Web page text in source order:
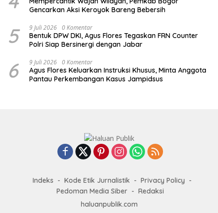
Gencarkan Aksi Keroyok Bareng Bebersih
5 9 Juli 2026 0 Komentar
Bentuk DPW DKI, Agus Flores Tegaskan FRN Counter
Polri Siap Bersinergi dengan Jabar
6 9 Juli 2026 0 Komentar
Agus Flores Keluarkan Instruksi Khusus, Minta Anggota
Pantau Perkembangan Kasus Jampidsus
Indeks Kode Etik Jurnalistik
Privacy Policy
Pedoman Media Siber
Redaksi
haluanpublik.com